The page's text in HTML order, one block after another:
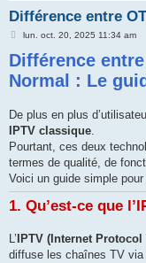
Différence entre
M
s
s
a
g
lun. oct. 20, 2025 11:34 am
Différence
Normal : Le
De plus en plus
IPTV classique.
Pourtant, ces deux
termes de qualité, de
Voici un guide simple
1. Qu’est-ce que
L’ IPTV (Internet
diffuse les chaînes TV via